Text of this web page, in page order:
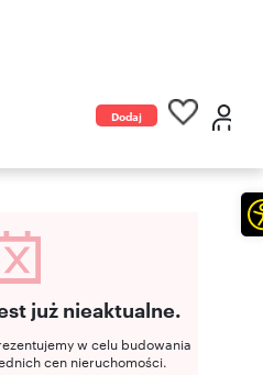
Dodaj
już nieaktualne.
w celu budowania
cen nieruchomości.